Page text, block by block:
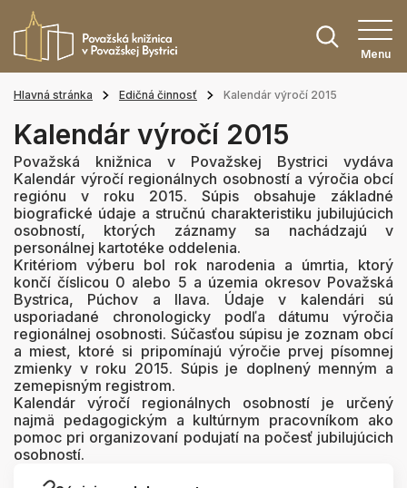
Menu
Hlavná stránka Edičná činnosť Kalendár výročí 2015
Kalendár výročí 2015
Považská knižnica v Považskej Bystrici vydáva
Kalendár výročí regionálnych osobností a výročia obcí
regiónu v roku 2015. Súpis obsahuje základné
biografické údaje a stručnú charakteristiku jubilujúcich
osobností, ktorých záznamy sa nachádzajú v
personálnej kartotéke oddelenia.
Kritériom výberu bol rok narodenia a úmrtia, ktorý
končí číslicou 0 alebo 5 a územia okresov Považská
Bystrica, Púchov a Ilava. Údaje v kalendári sú
usporiadané chronologicky podľa dátumu výročia
regionálnej osobnosti. Súčasťou súpisu je zoznam obcí
a miest, ktoré si pripomínajú výročie prvej písomnej
zmienky v roku 2015. Súpis je doplnený menným a
zemepisným registrom.
Kalendár výročí regionálnych osobností je určený
najmä pedagogickým a kultúrnym pracovníkom ako
pomoc pri organizovaní podujatí na počesť jubilujúcich
osobností.